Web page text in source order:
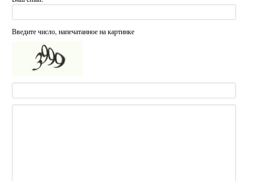
Введите число, напечатанное на картинке